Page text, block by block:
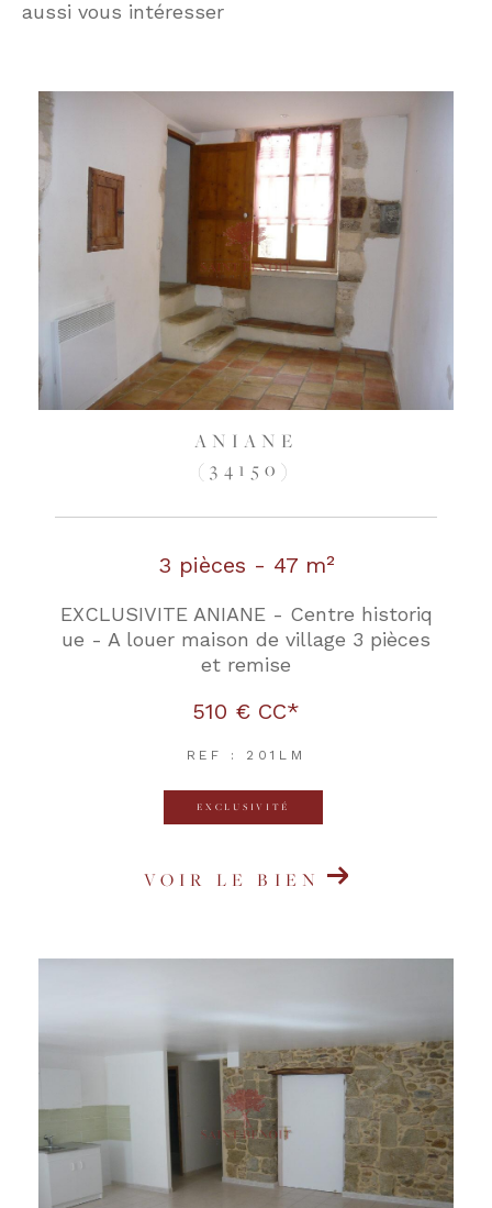
aussi vous intéresser
ANIANE
(34150)
3 pièces - 47 m²
EXCLUSIVITE ANIANE - Centre historiq
ue - A louer maison de village 3 pièces
et remise
510 € CC*
REF : 201LM
EXCLUSIVITÉ
VOIR LE BIEN